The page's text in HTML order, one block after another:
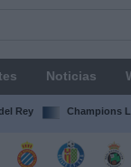
Noticias
Rey Champions